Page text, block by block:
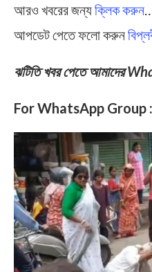
আরও খবরের জন্যক্লিক করুন
আপডেট পেতে ফলো করুন
ঝটিতি খবর পেতে আমাদের
For WhatsApp Group :